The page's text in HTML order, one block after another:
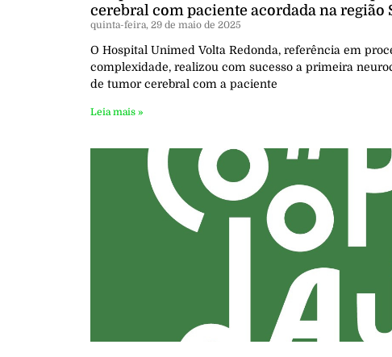
cerebral com paciente acordada na
quinta-feira, 29 de maio de 2025
O Hospital Unimed Volta Redonda, referência em
complexidade, realizou com sucesso a primeira
de tumor cerebral com a paciente
Leia mais »